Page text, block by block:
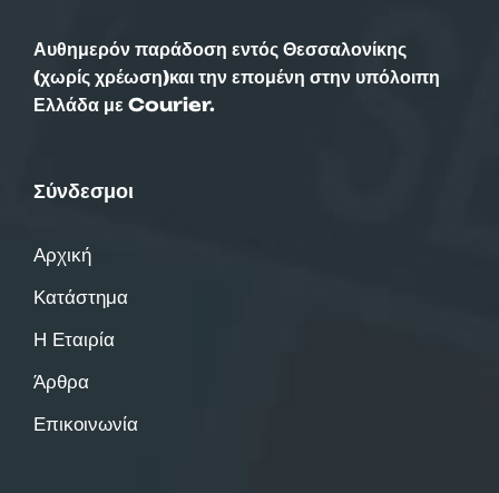
Αυθημερόν παράδοση εντός Θεσσαλονίκης
(χωρίς χρέωση)και την επομένη στην υπόλοιπη
Ελλάδα με Courier.
Σύνδεσμοι
Αρχική
Κατάστημα
Η Εταιρία
Άρθρα
Επικοινωνία